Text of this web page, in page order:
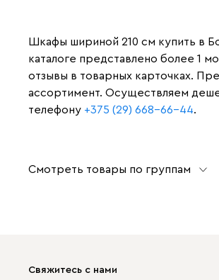
Шкафы шириной 210 см купить в
каталоге представлено более 1
отзывы в товарных карточках.
ассортимент. Осуществляем
телефону +375 (29) 668-66-44.
Смотреть товары по группам
Свяжитесь с нами